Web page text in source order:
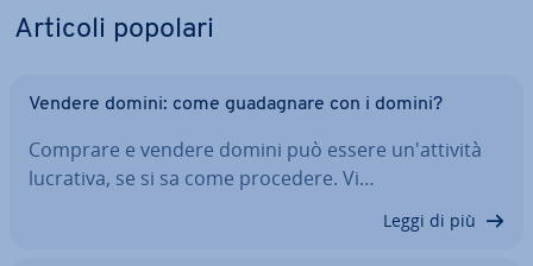
Articoli popolari
Vendere domini: come gua­da­gna­re con i domini?
Comprare e vendere domini può essere un'at­ti­vi­tà
lucrativa, se si sa come procedere. Vi…
Leggi di più